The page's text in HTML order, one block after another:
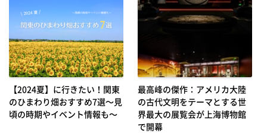
【2024夏】に行きたい！関東
のひまわり畑おすすめ7選～見
頃の時期やイベント情報も～
最高峰の傑作：アメリカ大陸
の古代文明をテーマとする世
界最大の展覧会が上海博物館
で開幕